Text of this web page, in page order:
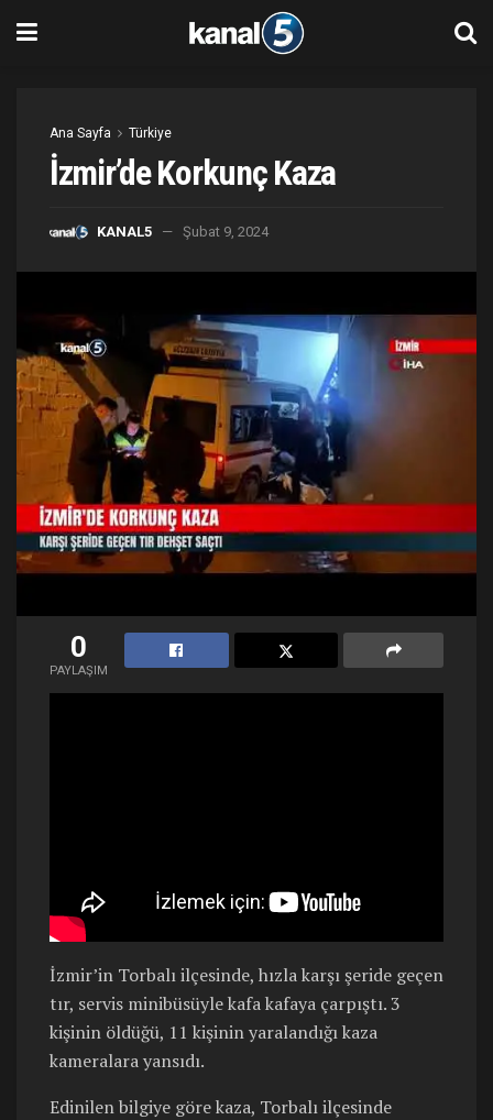
Ana Sayfa Türkiye
İzmir’de Korkunç Kaza
KANAL5 Şubat 9, 2024
0
PAYLAŞIM
İzmir’in Torbalı ilçesinde, hızla karşı şeride geçen
tır, servis minibüsüyle kafa kafaya çarpıştı. 3
kişinin öldüğü, 11 kişinin yaralandığı kaza
kameralara yansıdı.
Edinilen bilgiye göre kaza, Torbalı ilçesinde